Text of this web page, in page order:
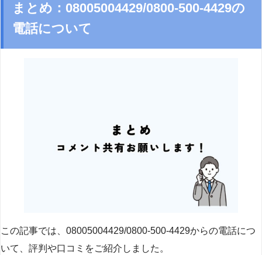
まとめ：08005004429/0800-500-4429の
電話について
この記事では、08005004429/0800-500-4429からの電話につ
いて、評判や口コミをご紹介しました。